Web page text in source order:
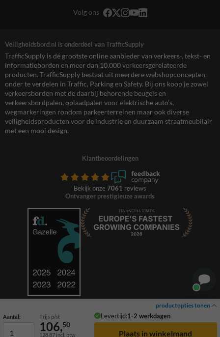
productopties tonen
Aantal: Prijs p/st Levertijd:1-2 werkdagen
106,50
128,87 incl. btw
Volg ons
Veiligheidsbord.nl is onderdeel van TrafficSupply
TrafficSupply is dé grootste online aanbieder van verkeers-, tekst- en
informatieborden en meer dan 10.000 verkeersgerelateerde
producten. TrafficSupply bestaat uit meerdere webshopconcepten,
onder te verdelen in Traffic, Parking en Safety. Bij ons koop je zowel
verkeersborden met de daarbij behorende beugels en
verkeersbordpalen, oplaadpalen voor elektrische auto’s,
wegmarkeringen rondom parkeerterreinen maar ook diverse
veiligheidsproducten voor de industrie en duurzaam straatmeubilair
met een mooi design.
Klantbeoordelingen
Bekijk onze 7061 reviews
Ontvanger prestigieuze awards